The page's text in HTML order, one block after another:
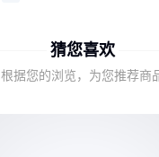
但初期投资和维
工业用户常陷入
猜您喜欢
根据您的浏览，为您推荐商